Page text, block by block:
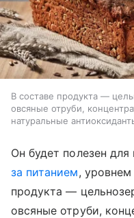
В составе продукта —
овсяные отруби,
натуральные
Он будет полезен
за питанием,
продукта —
овсяные отруби,